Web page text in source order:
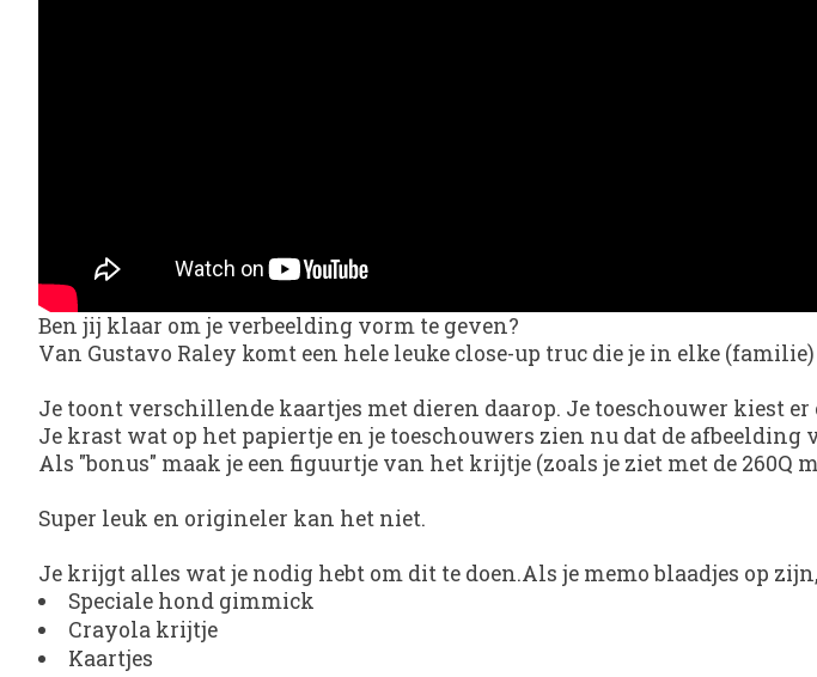
Ben jij klaar om je verbeelding vorm te geven?
Van Gustavo Raley komt een hele leuke close-up truc die je in elke
Je toont verschillende kaartjes met dieren daarop. Je toeschouwer kiest
Je krast wat op het papiertje en je toeschouwers zien nu dat de
Als "bonus" maak je een figuurtje van het krijtje (zoals je ziet met de
Super leuk en origineler kan het niet.
Je krijgt alles wat je nodig hebt om dit te doen.Als je memo blaadjes op
Speciale hond gimmick
Crayola krijtje
Kaartjes